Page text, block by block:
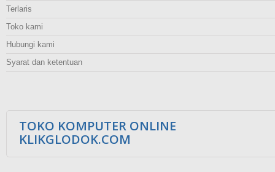
Terlaris
Toko kami
Hubungi kami
Syarat dan ketentuan
TOKO KOMPUTER ONLINE
KLIKGLODOK.COM